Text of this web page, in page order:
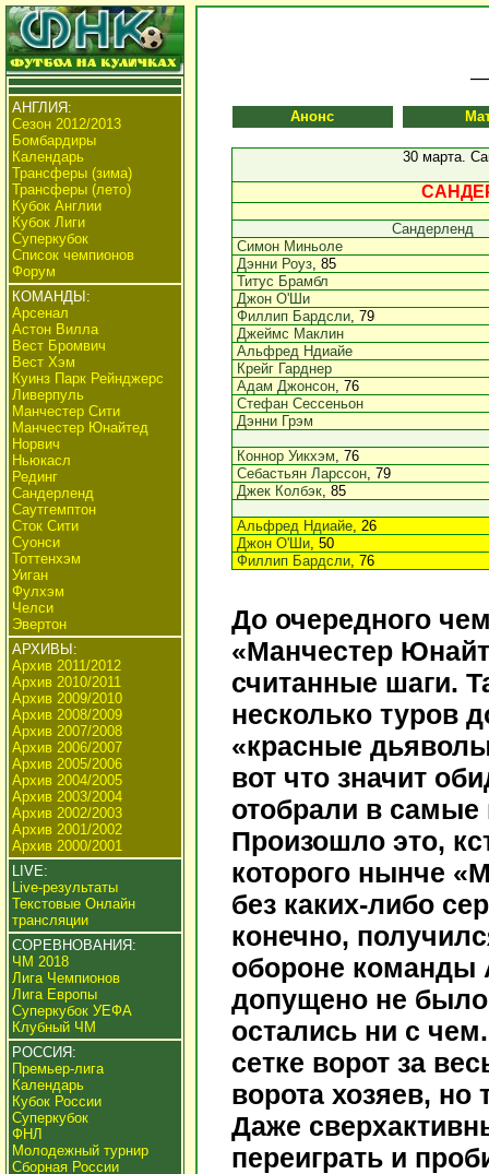
АНГЛИЯ:
Сезон 2012/2013
Бомбардиры
Календарь
Трансферы (зима)
Трансферы (лето)
Кубок Англии
Кубок Лиги
Суперкубок
Список чемпионов
Форум
КОМАНДЫ:
Арсенал
Астон Вилла
Вест Бромвич
Вест Хэм
Куинз Парк Рейнджерс
Ливерпуль
Манчестер Сити
Манчестер Юнайтед
Норвич
Ньюкасл
Рединг
Сандерленд
Саутгемптон
Сток Сити
Суонси
Тоттенхэм
Уиган
Фулхэм
Челси
Эвертон
АРХИВЫ:
Архив 2011/2012
Архив 2010/2011
Архив 2009/2010
Архив 2008/2009
Архив 2007/2008
Архив 2006/2007
Архив 2005/2006
Архив 2004/2005
Архив 2003/2004
Архив 2002/2003
Архив 2001/2002
Архив 2000/2001
LIVE:
Live-результаты
Текстовые Онлайн
трансляции
СОРЕВНОВАНИЯ:
ЧМ 2018
Лига Чемпионов
Лига Европы
Суперкубок УЕФА
Клубный ЧМ
РОССИЯ:
Премьер-лига
Календарь
Кубок России
Суперкубок
ФНЛ
Молодежный турнир
Сборная России
Анонс
30 марта.
Сандерленд
Симон Миньоле
Дэнни Роуз, 85
Титус Брамбл
Джон О'Ши
Филлип Бардсли, 79
Джеймс Маклин
Альфред Ндиайе
Крейг Гарднер
Адам Джонсон, 76
Стефан Сессеньон
Дэнни Грэм
Коннор Уикхэм, 76
Себастьян Ларссон, 79
Джек Колбэк, 85
Альфред Ндиайе, 26
Джон О'Ши, 50
Филлип Бардсли, 76
До очередного
«Манчестер
считанные шаги.
несколько туров
«красные
вот что значит
отобрали в самые
Произошло это,
которого нынче
без каких-либо
конечно,
обороне команды
допущено не
остались ни с
сетке ворот за
ворота хозяев, но
Даже
переиграть и